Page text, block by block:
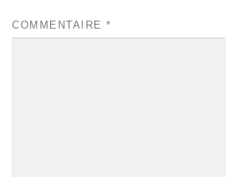
COMMENTAIRE *